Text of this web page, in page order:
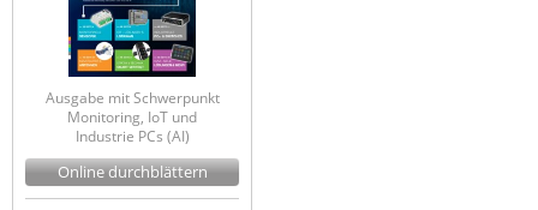
Ausgabe mit Schwerpunkt
Monitoring, IoT und
Industrie PCs (AI)
Online durchblättern